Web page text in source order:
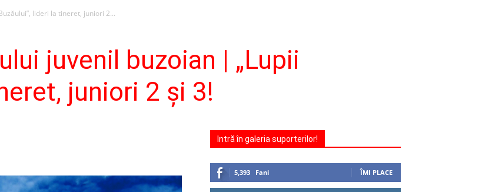
lideri la tineret, juniori 2...
juvenil buzoian | „Lupii
juniori 2 şi 3!
Intră în galeria suporterilor!
5,393 Fani ÎMI PLACE